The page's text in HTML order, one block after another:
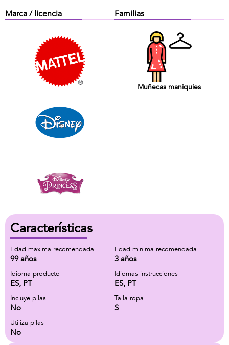
Marca / licencia Familias
Muñecas maniquies
Características
Edad maxima recomendada
99 años
Edad minima recomendada
3 años
Idioma producto
ES, PT
Idiomas instrucciones
ES, PT
Incluye pilas
No
Talla ropa
S
Utiliza pilas
No